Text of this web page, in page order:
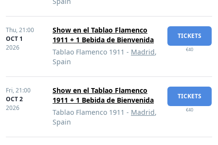
Thu,21:00
OCT 1
2026
Show en el Tablao Flamenco
1911 + 1 Bebida de Bienvenida
Tablao Flamenco 1911 - Madrid,
Spain
TICKETS
€40
Fri,21:00
OCT 2
2026
Show en el Tablao Flamenco
1911 + 1 Bebida de Bienvenida
Tablao Flamenco 1911 - Madrid,
Spain
TICKETS
€40